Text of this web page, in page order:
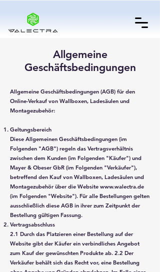
Allgemeine
Geschäftsbedingungen
Allgemeine Geschäftsbedingungen (AGB) für den
Online-Verkauf von Wallboxen, Ladesäulen und
Montagezubehör:
Geltungsbereich
Diese Allgemeinen Geschäftsbedingungen (im
Folgenden "AGB") regeln das Vertragsverhältnis
zwischen dem Kunden (im Folgenden "Käufer") und
Mayer & Obeser GbR (im Folgenden "Verkäufer"),
betreffend den Kauf von Wallboxen, Ladesäulen und
Montagezubehör über die Website www.walectra.de
(im Folgenden "Website"). Für alle Bestellungen gelten
ausschließlich diese AGB in ihrer zum Zeitpunkt der
Bestellung gültigen Fassung.
Vertragsabschluss
2.1 Durch das Platzieren einer Bestellung auf der
Website gibt der Käufer ein verbindliches Angebot
zum Kauf der gewünschten Produkte ab. 2.2 Der
Verkäufer behält sich das Recht vor, eine Bestellung